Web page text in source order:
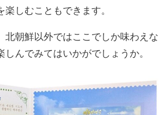
しむこともできます。
朝鮮以外ではここでしか味わえな
んでみてはいかがでしょうか。